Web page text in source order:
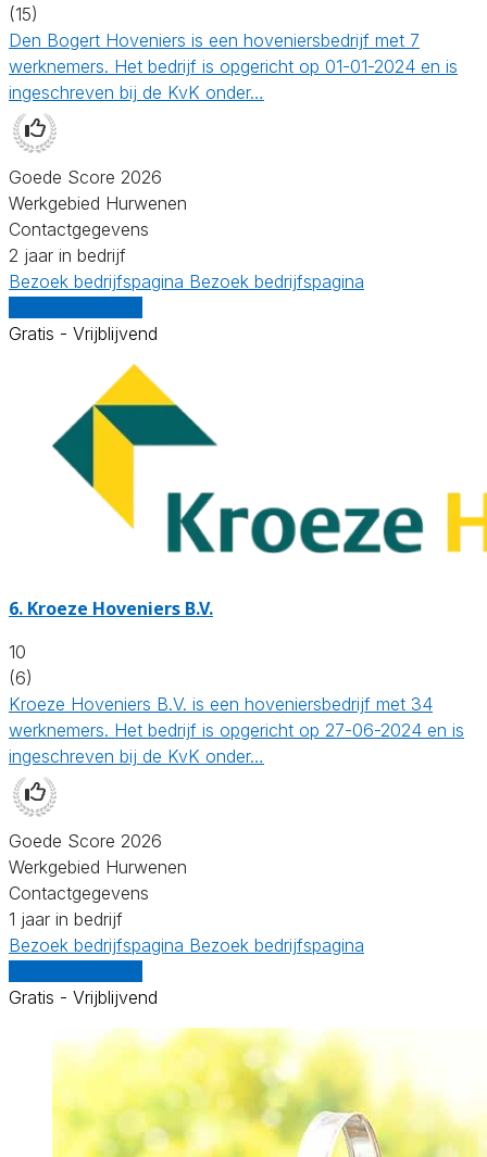
(15)
Den Bogert Hoveniers is een hoveniersbedrijf met 7
werknemers. Het bedrijf is opgericht op 01-01-2024 en is
ingeschreven bij de KvK onder…
Goede Score 2026
Werkgebied Hurwenen
Contactgegevens
2 jaar in bedrijf
Bezoek bedrijfspagina Bezoek bedrijfspagina
Gratis - Vrijblijvend
6. Kroeze Hoveniers B.V.
10
(6)
Kroeze Hoveniers B.V. is een hoveniersbedrijf met 34
werknemers. Het bedrijf is opgericht op 27-06-2024 en is
ingeschreven bij de KvK onder…
Goede Score 2026
Werkgebied Hurwenen
Contactgegevens
1 jaar in bedrijf
Bezoek bedrijfspagina Bezoek bedrijfspagina
Gratis - Vrijblijvend